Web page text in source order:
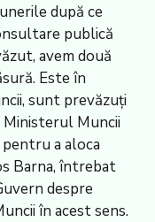
după ce
publică
avem două
Este în
sunt prevăzuți
Ministerul Muncii
a aloca
Barna, întrebat
despre
în acest sens.